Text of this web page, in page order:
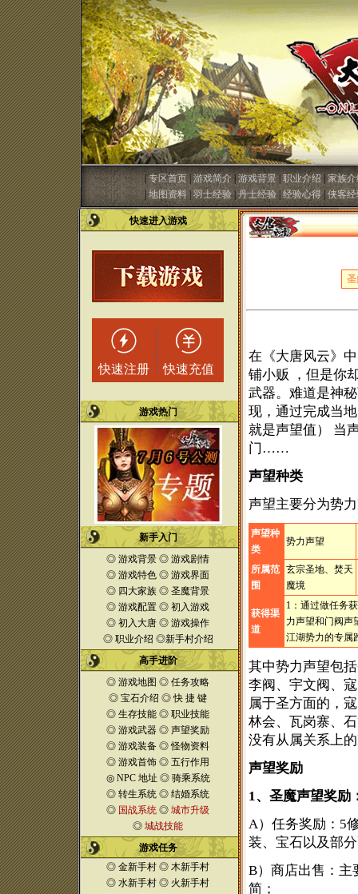
|专区首页 游戏简介|游戏背景 职业介绍|家族
|地图资料 |羽士经验|丹士经验 经验心得| 侠客
快速进入游戏
快速注册 快速充值
游戏热门
新手入门
◎ 游戏背景 ◎ 游戏剧情
◎ 游戏特色 ◎ 游戏界面
◎ 四大家族 ◎ 圣魔背景
◎ 游戏配置 ◎ 初入游戏
◎ 初入大唐 ◎ 游戏操作
◎ 职业介绍 ◎新手村介绍
高手进阶
◎ 游戏地图 ◎ 任务攻略
◎ 宝石介绍 ◎快 捷 键
◎ 生存技能 ◎ 职业技能
◎ 游戏武器 ◎ 声望奖励
◎ 游戏装备 ◎怪物资料
◎ 游戏首饰 ◎ 五行作用
◎ NPC 地址 ◎ 骑乘系统
◎ 转生系统 ◎ 结婚系统
◎ 国战系统 ◎ 城市升级
◎ 城战技能
游戏任务
◎ 金新手村 ◎ 木新手村
◎ 水新手村 ◎ 火新手村
在《大唐风云》
铺小贩
，但是你
武器。难道是神
现，通过完成当
就是声望值）
当
门 ……
声望种类
声望主要分为势
声望种
类
势力声望
所属范
围
玄宗圣地、焚天
魔境
获得渠
道
1 ：通过做任务
力声望和门阀声
江湖势力的专属
其中势力声望包
李阀、宇文阀、
属于圣方面的，
林会、瓦岗寨、
没有从属关系上
声望奖励
1、圣魔声望奖励
A）任务奖励： 5
装、宝石以及部
B）商店出售：
简；